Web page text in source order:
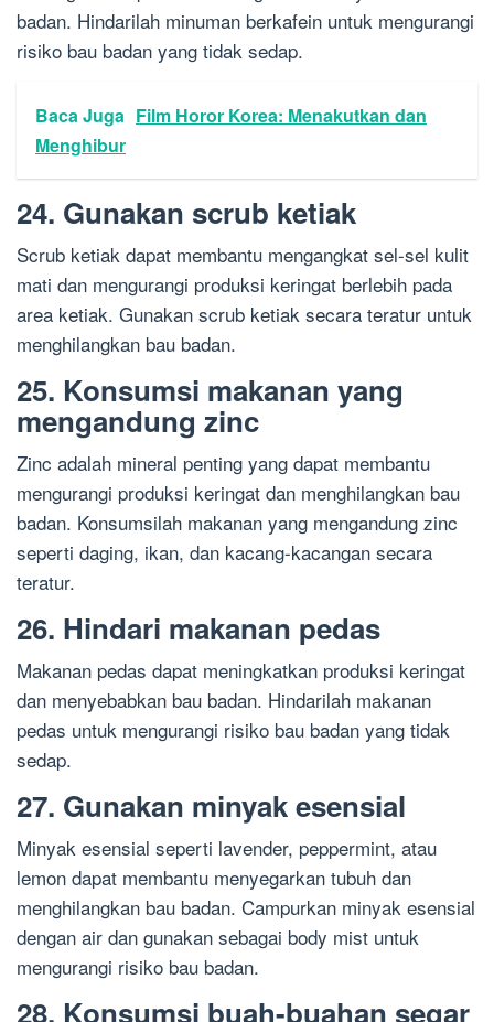
badan. Hindarilah minuman berkafein untuk mengurangi
risiko bau badan yang tidak sedap.
Baca Juga Film Horor Korea: Menakutkan dan
Menghibur
24. Gunakan scrub ketiak
Scrub ketiak dapat membantu mengangkat sel-sel kulit
mati dan mengurangi produksi keringat berlebih pada
area ketiak. Gunakan scrub ketiak secara teratur untuk
menghilangkan bau badan.
25. Konsumsi makanan yang
mengandung zinc
Zinc adalah mineral penting yang dapat membantu
mengurangi produksi keringat dan menghilangkan bau
badan. Konsumsilah makanan yang mengandung zinc
seperti daging, ikan, dan kacang-kacangan secara
teratur.
26. Hindari makanan pedas
Makanan pedas dapat meningkatkan produksi keringat
dan menyebabkan bau badan. Hindarilah makanan
pedas untuk mengurangi risiko bau badan yang tidak
sedap.
27. Gunakan minyak esensial
Minyak esensial seperti lavender, peppermint, atau
lemon dapat membantu menyegarkan tubuh dan
menghilangkan bau badan. Campurkan minyak esensial
dengan air dan gunakan sebagai body mist untuk
mengurangi risiko bau badan.
28. Konsumsi buah-buahan segar